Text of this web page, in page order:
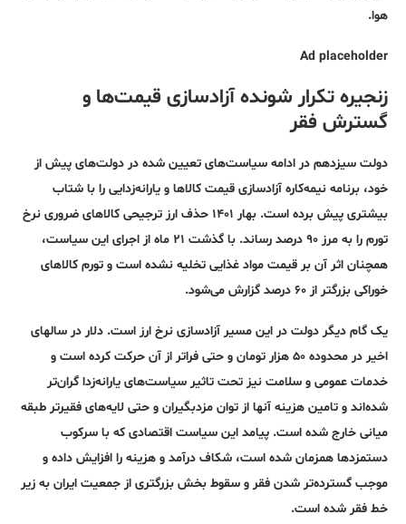
هوا.
Ad placeholder
زنجیره تکرار شونده آزادسازی قیمت‌ها و
گسترش فقر
دولت سیزدهم در ادامه سیاست‌های تعیین شده در دولت‌های پیش از
خود، برنامه نیمه‌کاره آزادسازی قیمت کالاها و یارانه‌زدایی را با شتاب
بیشتری پیش برده است. بهار ۱۴۰۱ حذف ارز ترجیحی کالاهای ضروری نرخ
تورم را به مرز ۹۰ درصد رساند. با گذشت ۲۱ ماه از اجرای این سیاست،
همچنان اثر آن بر قیمت مواد غذایی تخلیه نشده است و تورم کالاهای
خوراکی بزرگتر از ۶۰ درصد گزارش می‌شود.
یک گام دیگر دولت در این مسیر آزادسازی نرخ ارز است. دلار در سالهای
اخیر در محدوده ۵۰ هزار تومان و حتی فراتر از آن حرکت کرده است و
خدمات عمومی و سلامت نیز تحت تاثیر سیاست‌های یارانه‌زدا گران‌تر
شده‌اند و تامین هزینه آنها از توان مزدبگیران و حتی لایه‌های فقیرتر طبقه
میانی خارج شده است. پیامد این سیاست اقتصادی که با سرکوب
دستمزدها همزمان شده است، شکاف درآمد و هزینه را افزایش داده و
موجب گسترده‌تر شدن فقر و سقوط بخش بزرگتری از جمعیت ایران به زیر
خط فقر شده است.